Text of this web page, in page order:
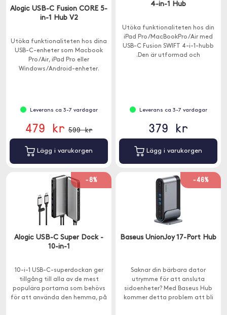
Alogic USB-C Fusion CORE 5-
in-1 Hub V2
Utöka funktionaliteten hos dina
USB-C-enheter som Macbook
Pro/Air, iPad Pro eller
Windows/Android-enheter.
Leverans ca 3-7 vardagar
479 kr 599 kr
Lägg i varukorgen
4-in-1 Hub
Utöka funktionaliteten hos din
iPad Pro/MacBookPro/Air med
USB-C Fusion SWIFT 4-i-1-hubb
.Den är utformad och
Leverans ca 3-7 vardagar
379 kr
Lägg i varukorgen
-8%
Alogic USB-C Super Dock -
10-in-1
10-i-1 USB-C-superdockan ger
tillgång till alla av de mest
populära portarna som behövs
för att använda den hemma, på
-46%
Baseus UnionJoy 17-Port Hub
Saknar din bärbara dator
utrymme för att ansluta
sidoenheter? Med Baseus Hub
kommer detta problem att bli